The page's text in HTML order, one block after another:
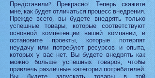
Представили? Прекрасно! Теперь скажите
мне, как будет отличаться процесс внедрения.
Прежде всего, вы будете внедрять только
успешные товары, которые соответствуют
основной компетенции вашей компании, и
остановите проекты, которые потерпят
неудачу или потребуют ресурсов и опыта,
которых у вас нет. Вы будете внедрять как
можно больше успешных товаров, чтобы
привлечь различные категории потребителей.
Вы будете запускать товары в той